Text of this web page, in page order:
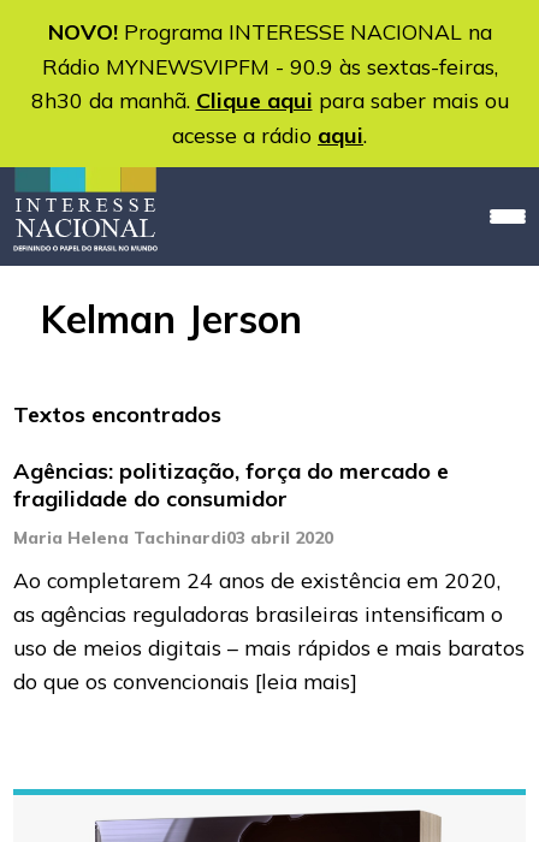
NOVO!Programa INTERESSE NACIONAL na
Rádio MYNEWSVIPFM - 90.9 às sextas-feiras,
8h30 da manhã. Clique aqui para saber mais ou
acesse a rádio aqui.
Kelman Jerson
Textos encontrados
Agências: politização, força do mercado e
fragilidade do consumidor
Maria Helena Tachinardi03 abril 2020
Ao completarem 24 anos de existência em 2020,
as agências reguladoras brasileiras intensificam o
uso de meios digitais – mais rápidos e mais baratos
do que os convencionais [leia mais]